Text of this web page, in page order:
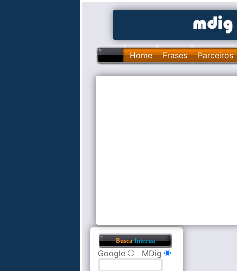
Home Frases Parceiros
BuscaInterna
Google MDig